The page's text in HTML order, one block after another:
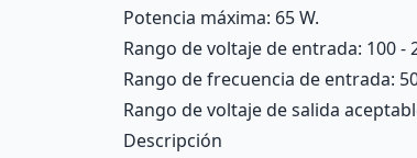
Potencia máxima: 65 W.
Rango de voltaje de entrada: 100 -
Rango de frecuencia de entrada:
Rango de voltaje de salida
Descripción